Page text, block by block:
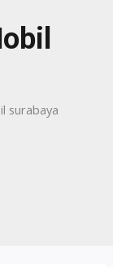
surabaya